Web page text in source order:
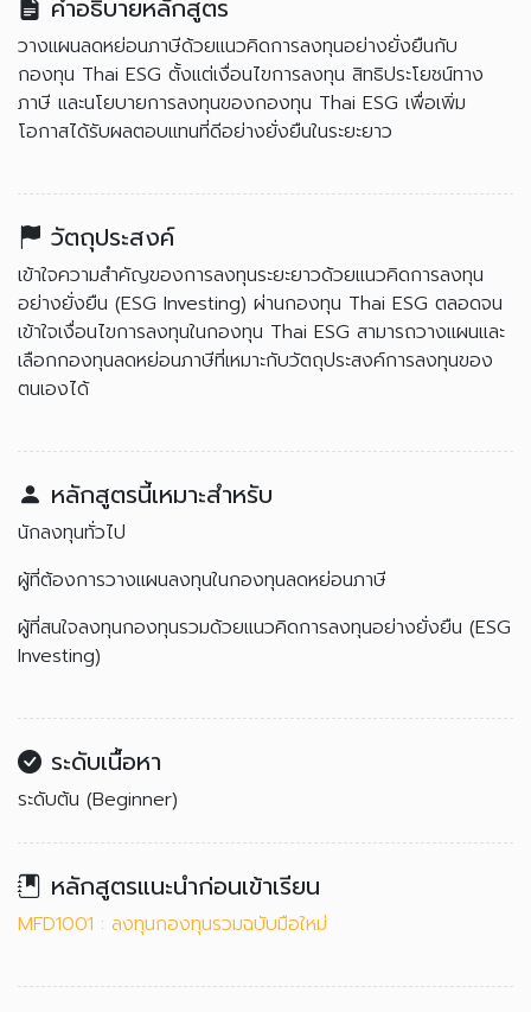
คำอธิบายหลักสูตร
วางแผนลดหย่อนภาษีด้วยแนวคิดการลงทุนอย่างยั่งยืนกับ
กองทุน Thai ESG ตั้งแต่เงื่อนไขการลงทุน สิทธิประโยชน์ทาง
ภาษี และนโยบายการลงทุนของกองทุน Thai ESG เพื่อเพิ่ม
โอกาสได้รับผลตอบแทนที่ดีอย่างยั่งยืนในระยะยาว
วัตถุประสงค์
เข้าใจความสำคัญของการลงทุนระยะยาวด้วยแนวคิดการลงทุน
อย่างยั่งยืน (ESG Investing) ผ่านกองทุน Thai ESG ตลอดจน
เข้าใจเงื่อนไขการลงทุนในกองทุน Thai ESG สามารถวางแผนและ
เลือกกองทุนลดหย่อนภาษีที่เหมาะกับวัตถุประสงค์การลงทุนของ
ตนเองได้
หลักสูตรนี้เหมาะสำหรับ
นักลงทุนทั่วไป
ผู้ที่ต้องการวางแผนลงทุนในกองทุนลดหย่อนภาษี
ผู้ที่สนใจลงทุนกองทุนรวมด้วยแนวคิดการลงทุนอย่างยั่งยืน (ESG
Investing)
ระดับเนื้อหา
ระดับต้น (Beginner)
หลักสูตรแนะนำก่อนเข้าเรียน
MFD1001 : ลงทุนกองทุนรวมฉบับมือใหม่